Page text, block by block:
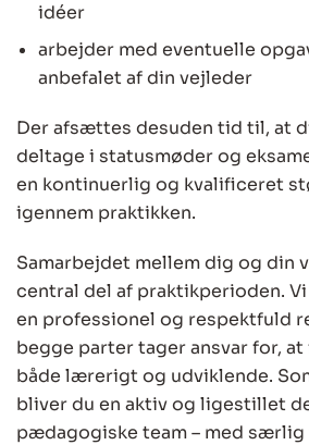
idéer
arbejder med eventuelle
anbefalet af din vejleder
Der afsættes desuden tid til, at
deltage i statusmøder og
en kontinuerlig og kvalificeret
igennem praktikken.
Samarbejdet mellem dig og din
central del af praktikperioden.
en professionel og respektfuld
begge parter tager ansvar for,
både lærerigt og udviklende.
bliver du en aktiv og ligestillet
pædagogiske team – med særlig